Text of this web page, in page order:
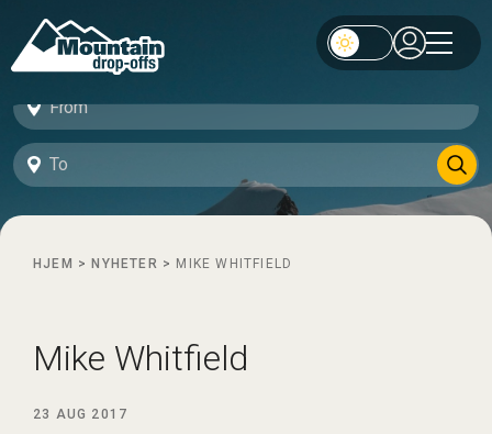
HJEM > NYHETER > MIKE WHITFIELD
Mike Whitfield
23 AUG 2017